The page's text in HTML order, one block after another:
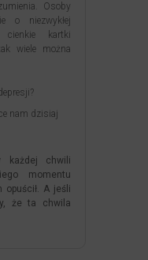
Osoby
o niezwykłej
kartki
wiele można
nam dzisiaj
każdej chwili
momentu
A jeśli
że ta chwila